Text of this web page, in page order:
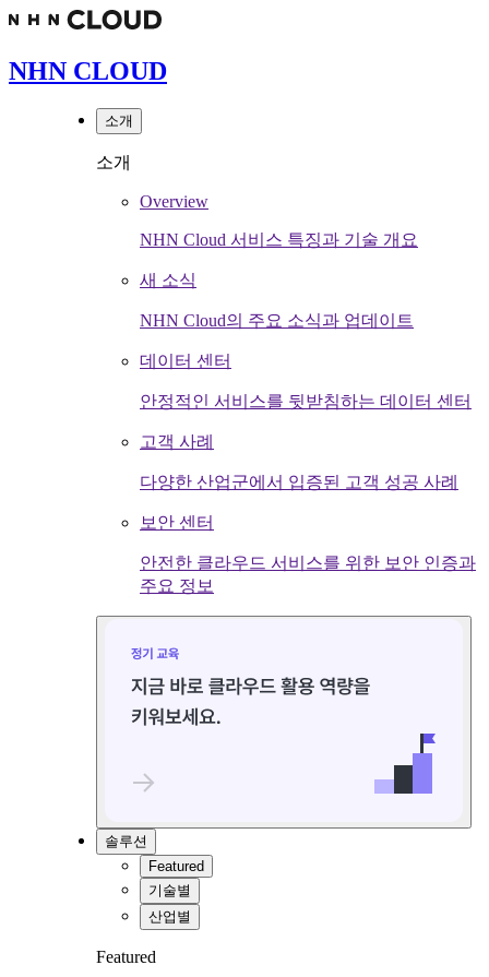
NHN CLOUD
소개
소개
Overview
NHN Cloud 서비스 특징과 기술 개요
새 소식
NHN Cloud의 주요 소식과 업데이트
데이터 센터
안정적인 서비스를 뒷받침하는 데이터 센터
고객 사례
다양한 산업군에서 입증된 고객 성공 사례
보안 센터
안전한 클라우드 서비스를 위한 보안 인증과
주요 정보
솔루션
Featured
기술별
산업별
Featured